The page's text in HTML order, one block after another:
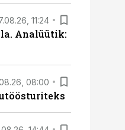
11:24
Analüütik:
08:00